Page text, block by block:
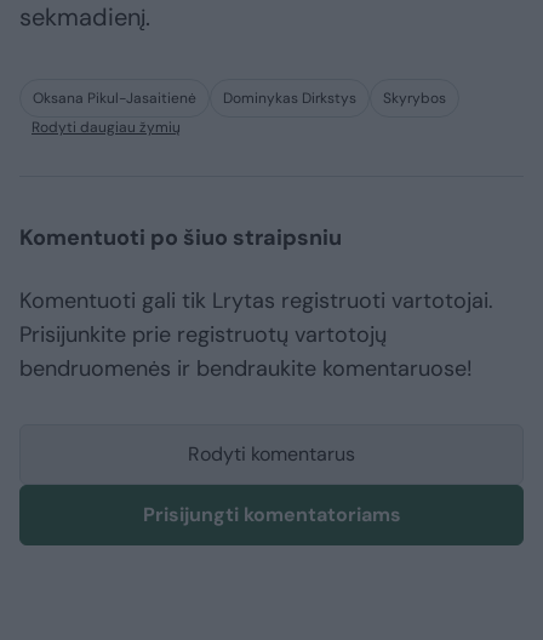
sekmadienį.
Oksana Pikul-Jasaitienė Dominykas Dirkstys
Skyrybos
Rodyti daugiau žymių
Komentuoti po šiuo straipsniu
Komentuoti gali tik Lrytas registruoti vartotojai.
Prisijunkite prie registruotų vartotojų
bendruomenės ir bendraukite komentaruose!
Rodyti komentarus
Prisijungti komentatoriams